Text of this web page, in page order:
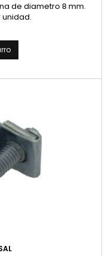
de diametro 8 mm.